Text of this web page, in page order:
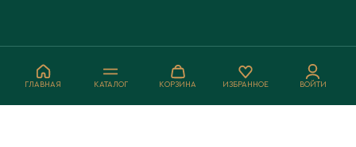
ГЛАВНАЯ КАТАЛОГ КОРЗИНА ИЗБРАННОЕ ВОЙТИ